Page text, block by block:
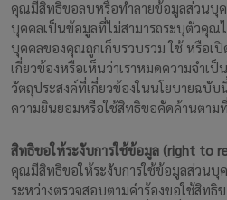
คุณมีสิทธิขอลบหรือทำลายข้อมูลส่วนบุ
บุคคลเป็นข้อมูลที่ไม่สามารถระบุตัวคุณ
บุคคลของคุณถูกเก็บรวบรวม ใช้ หรือเ
เกี่ยวข้องหรือเห็นว่าเราหมดความจำเป็
วัตถุประสงค์ที่เกี่ยวข้องในนโยบายฉบั
ความยินยอมหรือใช้สิทธิขอคัดค้านตาม
สิทธิขอให้ระงับการใช้ข้อมูล (right to
คุณมีสิทธิขอให้ระงับการใช้ข้อมูลส่วนบุ
ระหว่างตรวจสอบตามคำร้องขอใช้สิท